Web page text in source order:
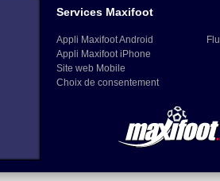
Services Maxifoot
Appli Maxifoot Android
Appli Maxifoot iPhone
Site web Mobile
Choix de consentement